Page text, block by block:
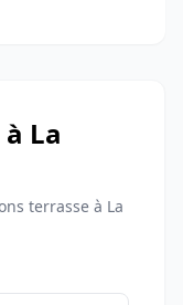
La
terrasse à La